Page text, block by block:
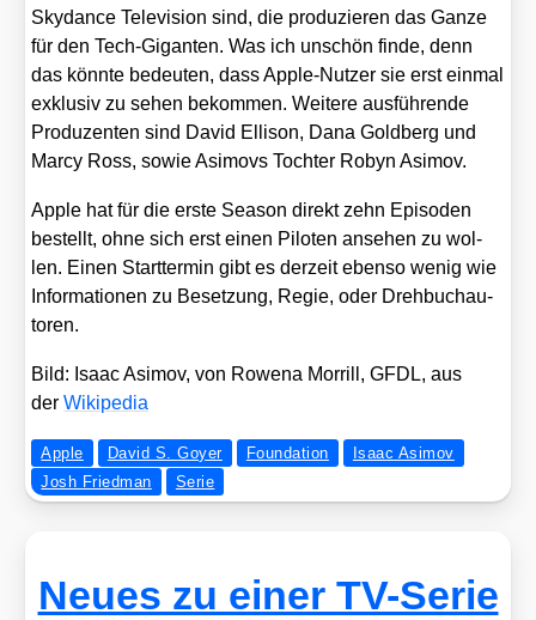
Sky­dance Tele­vi­si­on sind, die pro­du­zie­ren das Gan­ze
für den Tech-Gigan­ten. Was ich unschön fin­de, denn
das könn­te bedeu­ten, dass Apple-Nut­zer sie erst ein­mal
exklu­siv zu sehen bekom­men. Wei­te­re aus­füh­ren­de
Pro­du­zen­ten sind David Elli­son, Dana Gold­berg und
Mar­cy Ross, sowie Asi­movs Toch­ter Robyn Asi­mov.
Apple hat für die ers­te Sea­son direkt zehn Epi­so­den
bestellt, ohne sich erst einen Pilo­ten anse­hen zu wol­
len. Einen Start­ter­min gibt es der­zeit eben­so wenig wie
Infor­ma­tio­nen zu Beset­zung, Regie, oder Dreh­buch­au­
to­ren.
Bild: Isaac Asi­mov, von Rowe­na Mor­rill, GFDL, aus
derWiki­pe­dia
Apple David S. Goyer Foundation
Isaac Asimov
Josh Friedman
Serie
Neues zu einer TV-Serie